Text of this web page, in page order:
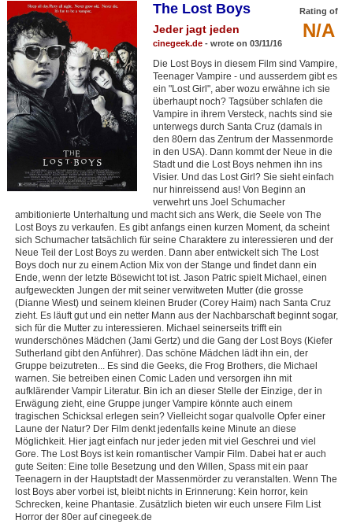
Top Movies by Language
Member Movie Lists
Movie Talk
New Movies
Movies Coming Soon
In Theater
New DVD Releases
Coming to DVD
New Blu-ray Releases
Coming to Blu-ray
Meet Members
Active Members
New Members
Member Statistics
Find Members
Search
Find Movies
Rating of
N/A
The Lost Boys
Jeder jagt jeden
cinegeek.de- wrote on 03/11/16
Die Lost Boys in diesem Film sind Vampire,
Teenager Vampire - und ausserdem gibt es
ein "Lost Girl", aber wozu erwähne ich sie
überhaupt noch? Tagsüber schlafen die
Vampire in ihrem Versteck, nachts sind sie
unterwegs durch Santa Cruz (damals in
den 80ern das Zentrum der Massenmorde
in den USA). Dann kommt der Neue in die
Stadt und die Lost Boys nehmen ihn ins
Visier. Und das Lost Girl? Sie sieht einfach
nur hinreissend aus! Von Beginn an
verwehrt uns Joel Schumacher
ambitionierte Unterhaltung und macht sich ans Werk, die Seele von The
Lost Boys zu verkaufen. Es gibt anfangs einen kurzen Moment, da scheint
sich Schumacher tatsächlich für seine Charaktere zu interessieren und der
Neue Teil der Lost Boys zu werden. Dann aber entwickelt sich The Lost
Boys doch nur zu einem Action Mix von der Stange und findet dann ein
Ende, wenn der letzte Bösewicht tot ist. Jason Patric spielt Michael, einen
aufgeweckten Jungen der mit seiner verwitweten Mutter (die grosse
(Dianne Wiest) und seinem kleinen Bruder (Corey Haim) nach Santa Cruz
zieht. Es läuft gut und ein netter Mann aus der Nachbarschaft beginnt sogar,
sich für die Mutter zu interessieren. Michael seinerseits trifft ein
wunderschönes Mädchen (Jami Gertz) und die Gang der Lost Boys (Kiefer
Sutherland gibt den Anführer). Das schöne Mädchen lädt ihn ein, der
Gruppe beizutreten... Es sind die Geeks, die Frog Brothers, die Michael
warnen. Sie betreiben einen Comic Laden und versorgen ihn mit
aufklärender Vampir Literatur. Bin ich an dieser Stelle der Einzige, der in
Erwägung zieht, eine Gruppe junger Vampire könnte auch einem
tragischen Schicksal erlegen sein? Vielleicht sogar qualvolle Opfer einer
Laune der Natur? Der Film denkt jedenfalls keine Minute an diese
Möglichkeit. Hier jagt einfach nur jeder jeden mit viel Geschrei und viel
Gore. The Lost Boys ist kein romantischer Vampir Film. Dabei hat er auch
gute Seiten: Eine tolle Besetzung und den Willen, Spass mit ein paar
Teenagern in der Hauptstadt der Massenmörder zu veranstalten. Wenn The
lost Boys aber vorbei ist, bleibt nichts in Erinnerung: Kein horror, kein
Schrecken, keine Phantasie. Zusätzlich bieten wir euch unsere Film List
Horror der 80er auf cinegeek.de